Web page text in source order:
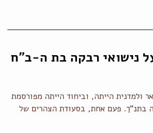
נישואי רבקה בת ה-ב"ח
ולמדנית הייתה, וביחוד הייתה מפורסמת
בתנ"ך. פעם אחת, בסעודת הצהרים של